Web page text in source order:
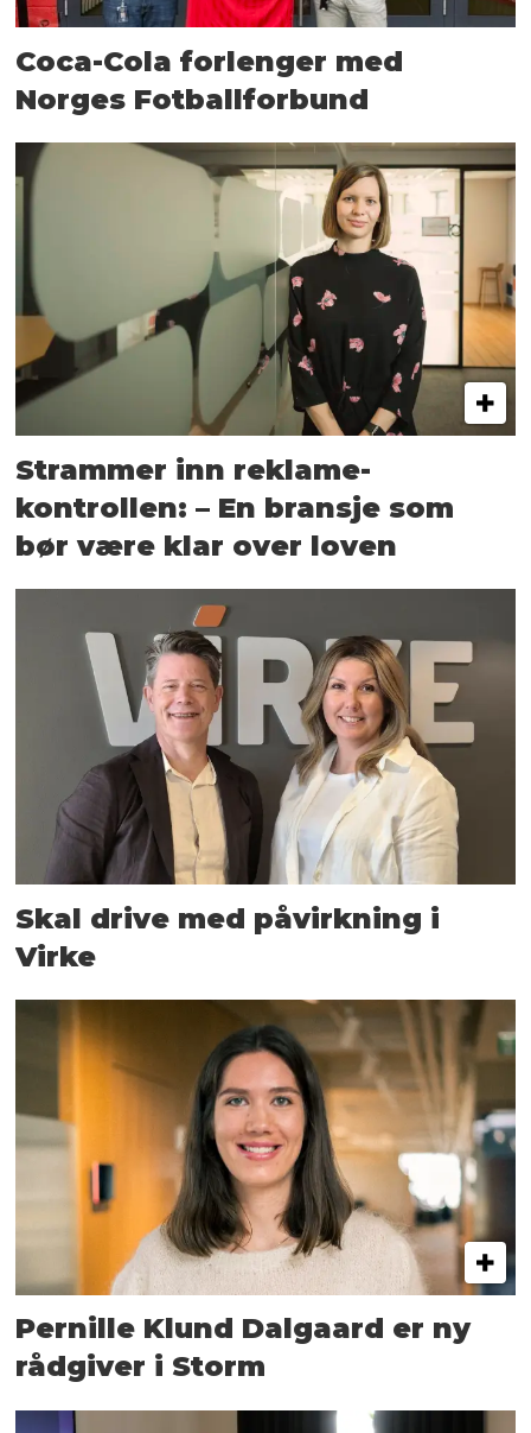
Coca-Cola forlenger med
Norges Fotballforbund
Strammer inn reklame-
kontrollen: – En bransje som
bør være klar over loven
Skal drive med påvirkning i
Virke
Pernille Klund Dalgaard er ny
rådgiver i Storm